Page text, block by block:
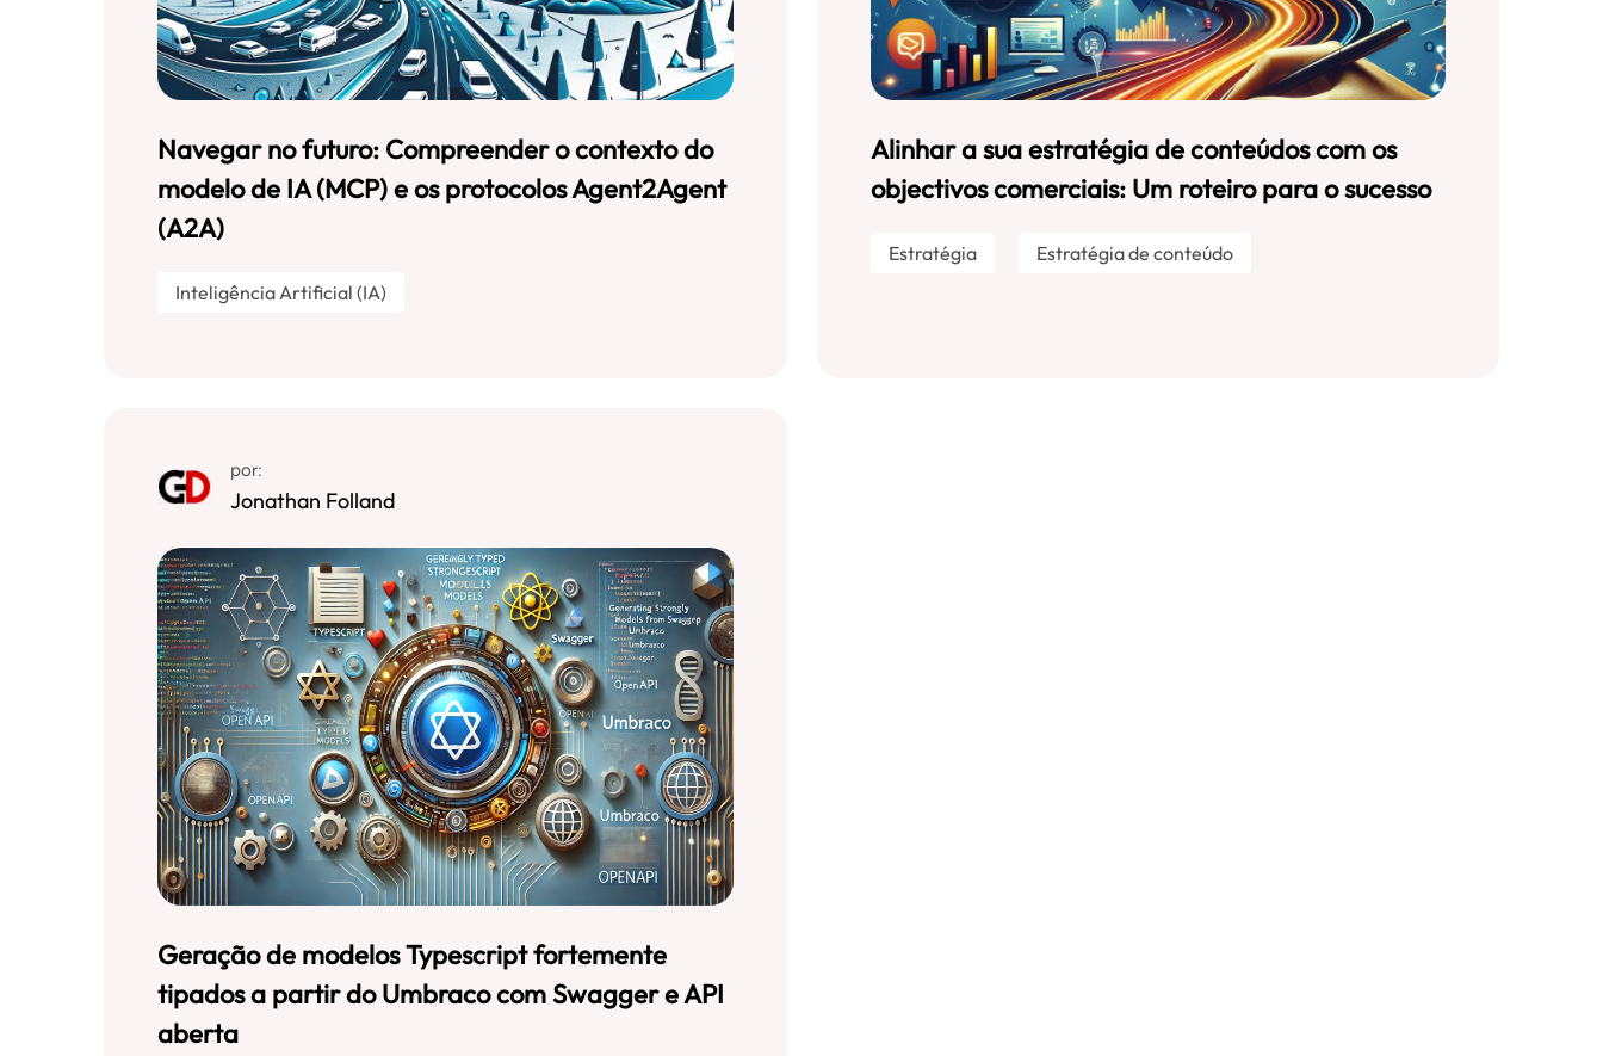
Navegar no futuro: Compreender o contexto do
modelo de IA (MCP) e os protocolos Agent2Agent
(A2A)
Inteligência Artificial (IA)
Alinhar a sua estratégia de conteúdos com os
objectivos comerciais: Um roteiro para o sucesso
Estratégia Estratégia de conteúdo
por:
Jonathan Folland
Geração de modelos Typescript fortemente
tipados a partir do Umbraco com Swagger e API
aberta